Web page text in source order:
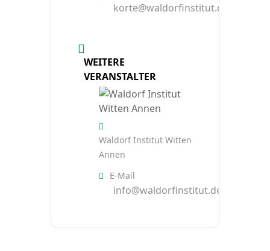
korte@waldorfinstitut.de
WEITERE
VERANSTALTER
Waldorf Institut Witten
Annen
E-Mail
info@waldorfinstitut.de